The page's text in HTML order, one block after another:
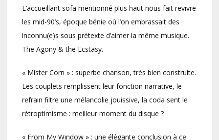
L’accueillant sofa mentionné plus haut nous fait revivre
les mid-90’s, époque bénie où l’on embrassait des
inconnu(e)s sous prétexte d’aimer la même musique.
The Agony & the Ecstasy.
« Mister Corn » : superbe chanson, très bien construite.
Les couplets remplissent leur fonction narrative, le
refrain filtre une mélancolie jouissive, la coda sent le
rétroptimisme : meilleur moment du disque ?
« From My Window » : une élégante conclusion à ce